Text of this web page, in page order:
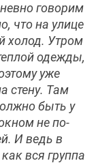
говорим
что на улице
холод. Утром
одежды,
уже
стену. Там
быть у
не по-
И ведь в
вся группа